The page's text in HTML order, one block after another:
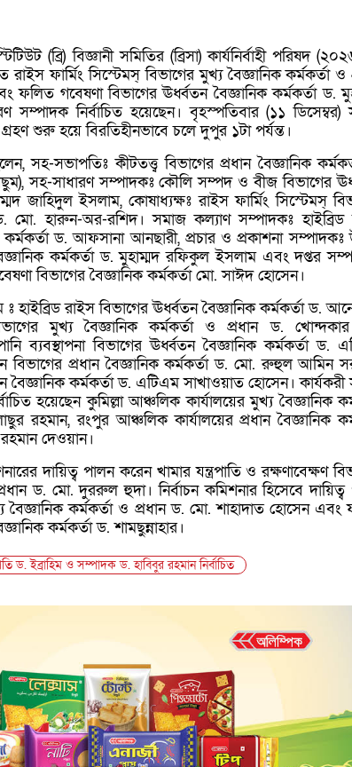
(ব্রি) বিজ্ঞানী সমিতির (ব্রিসা) কার্যনির্বাহী পরিষদ
রাইস ফার্মিং সিস্টেমস্ বিভাগের মুখ্য বৈজ্ঞানিক কর্মকর্তা ও
ফলিত গবেষণা বিভাগের ঊর্ধ্বতন বৈজ্ঞানিক কর্মকর্তা ড.
সম্পাদক নির্বাচিত হয়েছেন। বৃহস্পতিবার (১১ ডিসেম্বর)
শুরু হয়ে বিরতিহীনভাবে চলে দুপুর ১টা পর্যন্ত।
সহ-সভাপতিঃ কীটতত্ত্ব বিভাগের প্রধান বৈজ্ঞানিক
সহ-সাধারণ সম্পাদকঃ কৌলি সম্পদ ও বীজ বিভাগের
জাহিদুল ইসলাম, কোষাধ্যক্ষঃ রাইস ফার্মিং সিস্টেমস্
ড. মো. হারুন-অর-রশিদ। সমাজ কল্যাণ সম্পাদকঃ হাইব্রিড
কর্মকর্তা ড. আফসানা আনছারী, প্রচার ও প্রকাশনা সম্পাদকঃ
কর্মকর্তা ড. মুহাম্মদ রফিকুল ইসলাম এবং দপ্তর
বিভাগের বৈজ্ঞানিক কর্মকর্তা মো. সাঈদ হোসেন।
হাইব্রিড রাইস বিভাগের ঊর্ধ্বতন বৈজ্ঞানিক কর্মকর্তা ড.
মুখ্য বৈজ্ঞানিক কর্মকর্তা ও প্রধান ড.
ব্যবস্থাপনা বিভাগের ঊর্ধ্বতন বৈজ্ঞানিক কর্মকর্তা ড.
বিভাগের প্রধান বৈজ্ঞানিক কর্মকর্তা ড. মো. রুহুল আমিন
বৈজ্ঞানিক কর্মকর্তা ড. এটিএম সাখাওয়াত হোসেন।
হয়েছেন কুমিল্লা আঞ্চলিক কার্যালয়ের মুখ্য বৈজ্ঞানিক
রহমান, রংপুর আঞ্চলিক কার্যালয়ের প্রধান বৈজ্ঞানিক
দেওয়ান।
দায়িত্ব পালন করেন খামার যন্ত্রপাতি ও রক্ষণাবেক্ষণ
ড. মো. দুররুল হুদা। নির্বাচন কমিশনার হিসেবে
বৈজ্ঞানিক কর্মকর্তা ও প্রধান ড. মো. শাহাদাত হোসেন
কর্মকর্তা ড. শামছুন্নাহার।
ড. ইব্রাহিম ও সম্পাদক ড. হাবিবুর রহমান নির্বাচিত